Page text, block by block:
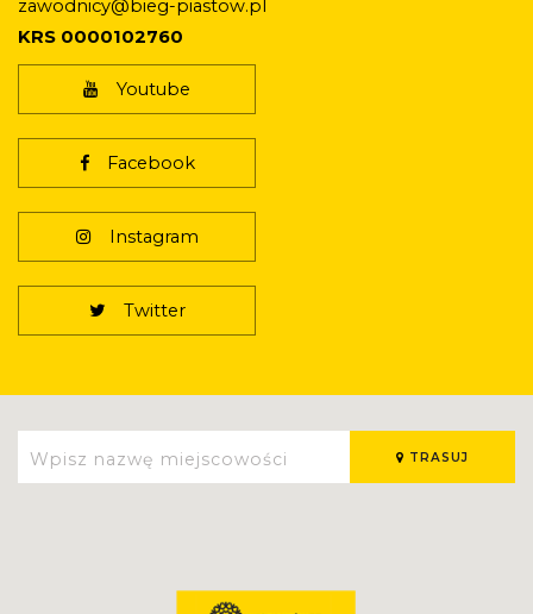
zawodnicy@bieg-piastow.pl
KRS 0000102760
Youtube
Facebook
Instagram
Twitter
TRASUJ